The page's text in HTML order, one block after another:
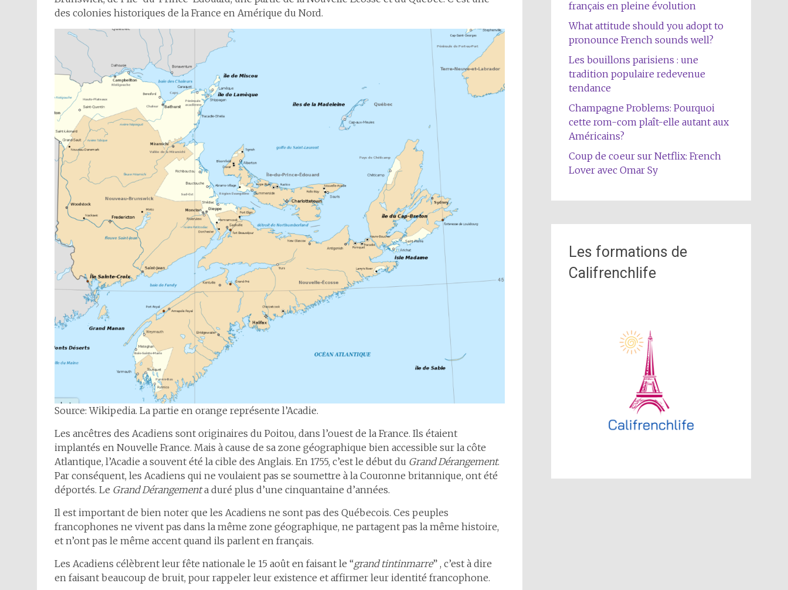
des colonies historiques de la France en Amérique du Nord.
Source: Wikipedia. La partie en orange représente l’Acadie.
Les ancêtres des Acadiens sont originaires du Poitou, dans l’ouest de la France. Ils étaient
implantés en Nouvelle France. Mais à cause de sa zone géographique bien accessible sur la côte
Atlantique, l’Acadie a souvent été la cible des Anglais. En 1755, c’est le début du Grand Dérangement.
Par conséquent, les Acadiens qui ne voulaient pas se soumettre à la Couronne britannique, ont été
déportés. Le Grand Dérangementa duré plus d’une cinquantaine d’années.
Il est important de bien noter que les Acadiens ne sont pas des Québecois. Ces peuples
francophones ne vivent pas dans la même zone géographique, ne partagent pas la même histoire,
et n’ont pas le même accent quand ils parlent en français.
Les Acadiens célèbrent leur fête nationale le 15 août en faisant le “grand tintinmarre” , c’est à dire
en faisant beaucoup de bruit, pour rappeler leur existence et affirmer leur identité francophone.
français en pleine évolution
What attitude should you adopt to
pronounce French sounds well?
Les bouillons parisiens : une
tradition populaire redevenue
tendance
Champagne Problems: Pourquoi
cette rom-com plaît-elle autant aux
Américains?
Coup de coeur sur Netflix: French
Lover avec Omar Sy
Les formations de
Califrenchlife